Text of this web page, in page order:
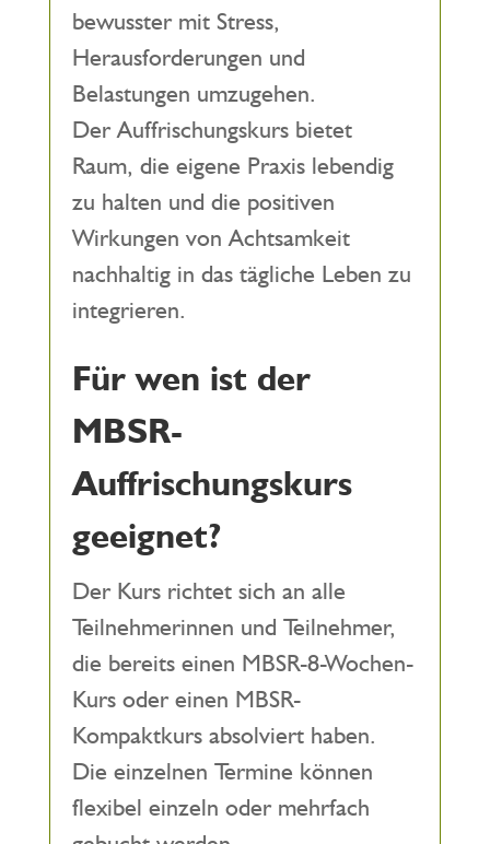
bewusster mit Stress,
Herausforderungen und
Belastungen umzugehen.
Der Auffrischungskurs bietet
Raum, die eigene Praxis lebendig
zu halten und die positiven
Wirkungen von Achtsamkeit
nachhaltig in das tägliche Leben zu
integrieren.
Für wen ist der
MBSR-
Auffrischungskurs
geeignet?
Der Kurs richtet sich an alle
Teilnehmerinnen und Teilnehmer,
die bereits einen MBSR-8-Wochen-
Kurs oder einen MBSR-
Kompaktkurs absolviert haben.
Die einzelnen Termine können
flexibel einzeln oder mehrfach